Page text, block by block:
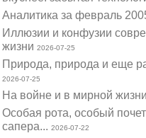
Аналитика за февраль
Иллюзии и конфузии
жизни2026-07-25
Природа, природа и еще
2026-07-25
На войне и в мирной
Особая рота, особый
сапера...2026-07-22